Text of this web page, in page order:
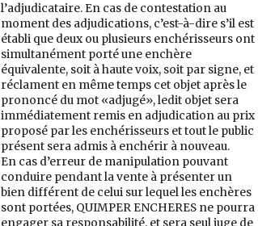
l’adjudicataire. En cas de contestation au
moment des adjudications, c’est-à-dire s’il est
établi que deux ou plusieurs enchérisseurs ont
simultanément porté une enchère
équivalente, soit à haute voix, soit par signe, et
réclament en même temps cet objet après le
prononcé du mot «adjugé», ledit objet sera
immédiatement remis en adjudication au prix
proposé par les enchérisseurs et tout le public
présent sera admis à enchérir à nouveau.
En cas d’erreur de manipulation pouvant
conduire pendant la vente à présenter un
bien différent de celui sur lequel les enchères
sont portées, QUIMPER ENCHERES ne pourra
engager sa responsabilité, et sera seul juge de